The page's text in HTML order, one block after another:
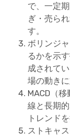
で、一定
ぎ・売ら
す。
ボリンジ
るかを示
成されて
場の動き
MACD（
線と長期
トレンド
ストキャ